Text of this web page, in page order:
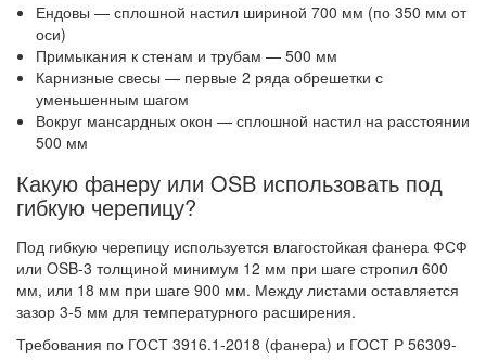
Ендовы — сплошной настил шириной 700 мм (по 350 мм от
оси)
Примыкания к стенам и трубам — 500 мм
Карнизные свесы — первые 2 ряда обрешетки с
уменьшенным шагом
Вокруг мансардных окон — сплошной настил на расстоянии
500 мм
Какую фанеру или OSB использовать под
гибкую черепицу?
Под гибкую черепицу используется влагостойкая фанера ФСФ
или OSB-3 толщиной минимум 12 мм при шаге стропил 600
мм, или 18 мм при шаге 900 мм. Между листами оставляется
зазор 3-5 мм для температурного расширения.
Требования по ГОСТ 3916.1-2018 (фанера) и ГОСТ Р 56309-